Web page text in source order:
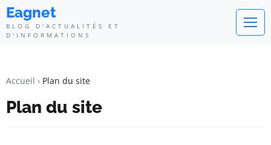
Eagnet
BLOG D'ACTUALITÉS ET
D'INFORMATIONS
Accueil Plan du site
Plan du site